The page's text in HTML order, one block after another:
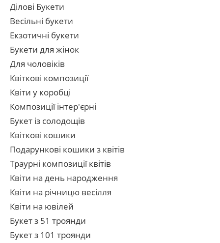
Ділові Букети
Весільні букети
Екзотичні букети
Букети для жінок
Для чоловіків
Квіткові композиції
Квіти у коробці
Композиції інтер'єрні
Букет із солодощів
Квіткові кошики
Подарункові кошики з квітів
Траурні композиції квітів
Квіти на день народження
Квіти на річницю весілля
Квіти на ювілей
Букет з 51 троянди
Букет з 101 троянди